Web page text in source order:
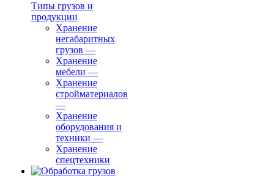
Типы грузов и
продукции
Хранение
негабаритных
грузов —
Хранение
мебели —
Хранение
стройматериалов
—
Хранение
оборудования и
техники —
Хранение
спецтехники